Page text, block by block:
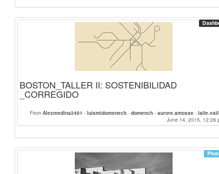
BOSTON_TALLER II: SOSTENIBILIDAD
_CORREGIDO
From Alexmedina2401 - luismidomenech - domench - aurore.amosse -
June 14, 2015, 12:28